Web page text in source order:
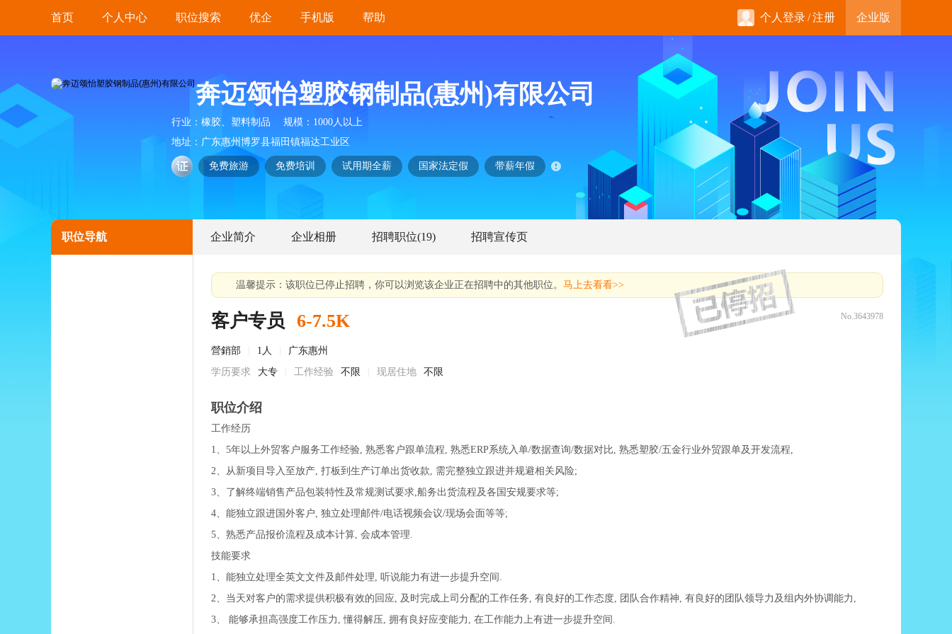
首页 个人中心 职位搜索 优企 手机版 帮助 个人登录/注册 企业版
奔迈颂怡塑胶钢制品(惠州)有限公司
行业： 橡胶、塑料制品 规模： 1000人以上
地址： 广东惠州博罗县福田镇福达工业区
免费旅游 免费培训 试用期全薪 国家法定假 带薪年假
职位导航 企业简介 企业相册 招聘职位(19) 招聘宣传页
温馨提示：该职位已停止招聘，你可以浏览该企业正在招聘中的其他职位。 马上去看看>>
客户专员 6-7.5K No.3643978
營銷部 1人
广东惠州
学历要求
大专 工作经验 不限 现居住地 不限
职位介绍
工作经历
1、5年以上外贸客户服务工作经验, 熟悉客户跟单流程, 熟悉ERP系统入单/数据查询/数据对比, 熟悉塑胶/五金行业外贸跟单及开发流程,
2、从新项目导入至放产, 打板到生产订单出货收款, 需完整独立跟进并规避相关风险;
3、了解终端销售产品包装特性及常规测试要求,船务出货流程及各国安规要求等;
4、能独立跟进国外客户, 独立处理邮件/电话视频会议/现场会面等等;
5、熟悉产品报价流程及成本计算, 会成本管理.
技能要求
1、能独立处理全英文文件及邮件处理, 听说能力有进一步提升空间.
2、当天对客户的需求提供积极有效的回应, 及时完成上司分配的工作任务, 有良好的工作态度, 团队合作精神, 有良好的团队领导力及组内外协调能力,
3、 能够承担高强度工作压力, 懂得解压, 拥有良好应变能力, 在工作能力上有进一步提升空间.